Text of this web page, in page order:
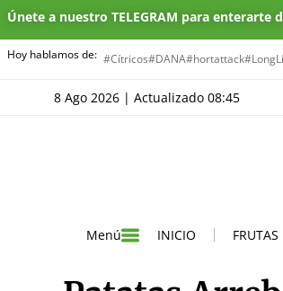
Únete a nuestro TELEGRAM para
Hoy hablamos de: #Cítricos#DANA#hortattack
8 Ago 2026 | Actualizado 08:45
Menú INICIO FRUTAS